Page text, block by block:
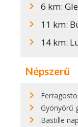
6 km:
11 km:
14 km:
Népszerű
Ferragosto:
Gyönyörű
Bastille nap: A